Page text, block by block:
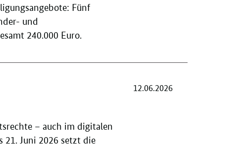
Fünf
und
240.000 Euro.
12.06.2026
– auch im digitalen
21. Juni 2026 setzt die